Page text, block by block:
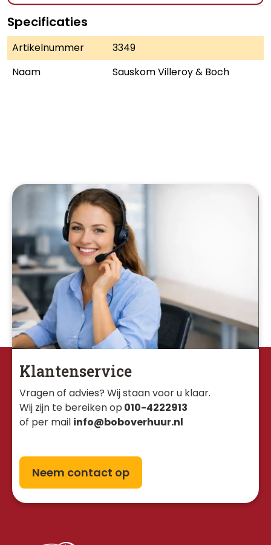
Specificaties
Artikelnummer
3349
Naam
Sauskom Villeroy & Boch
Klantenservice
Vragen of advies? Wij staan voor u klaar.
Wij zijn te bereiken op 010-4222913
of per mail info@boboverhuur.nl
Neem contact op